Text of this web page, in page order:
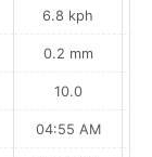
6.8 kph
0.2 mm
10.0
04:55 AM